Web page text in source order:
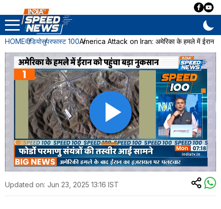
HOMEवीडियोसुपरफास्ट 100America Attack on Iran: अमेरिका के हमले में ईरान
Updated on: Jun 23, 2025 13:16 IST